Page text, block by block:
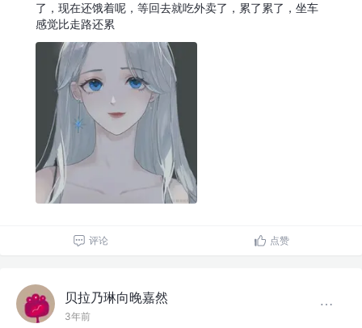
了，现在还饿着呢，等回去就吃外卖了，累了累了，坐车
感觉比走路还累
评论 点赞
贝拉乃琳向晚嘉然
3年前